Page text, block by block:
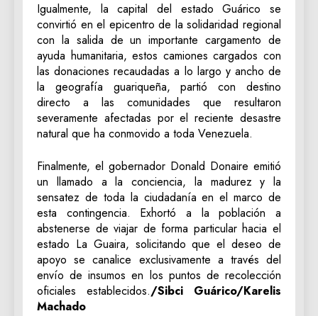
Igualmente, la capital del estado Guárico se
convirtió en el epicentro de la solidaridad regional
con la salida de un importante cargamento de
ayuda humanitaria, estos camiones cargados con
las donaciones recaudadas a lo largo y ancho de
la geografía guariqueña, partió con destino
directo a las comunidades que resultaron
severamente afectadas por el reciente desastre
natural que ha conmovido a toda Venezuela.
Finalmente, el gobernador Donald Donaire emitió
un llamado a la conciencia, la madurez y la
sensatez de toda la ciudadanía en el marco de
esta contingencia. Exhortó a la población a
abstenerse de viajar de forma particular hacia el
estado La Guaira, solicitando que el deseo de
apoyo se canalice exclusivamente a través del
envío de insumos en los puntos de recolección
oficiales establecidos./Sibci Guárico/Karelis
Machado